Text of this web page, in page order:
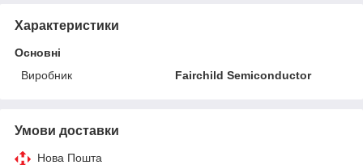
Характеристики
Основні
Виробник
Fairchild Semiconductor
Умови доставки
Нова Пошта